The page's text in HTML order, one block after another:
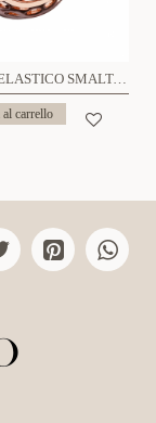
ANELLO ELASTICO SMALTATO TRAFORATO CON LINEE INCROCIATE - SW2444A777
carrello